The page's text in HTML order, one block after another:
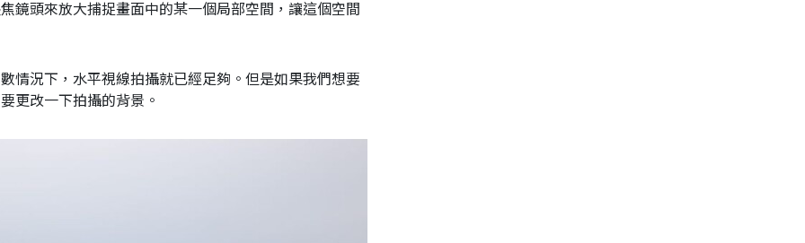
鏡頭來放大捕捉畫面中的某一個局部空間，讓這個空間
情況下，水平視線拍攝就已經足夠。但是如果我們想要
更改一下拍攝的背景。